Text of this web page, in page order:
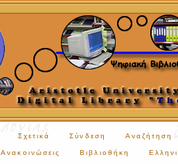
Σχετικά Σύνδεση Αναζήτηση
Ανακοινώσεις Βιβλιοθήκη